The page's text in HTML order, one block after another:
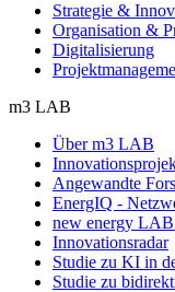
Strategie &
Organisation &
Digitalisierung
m3 LAB
Über m3 LAB
Angewandte
EnergIQ -
new energy
Innovationsradar
Studie zu KI in
Studie zu